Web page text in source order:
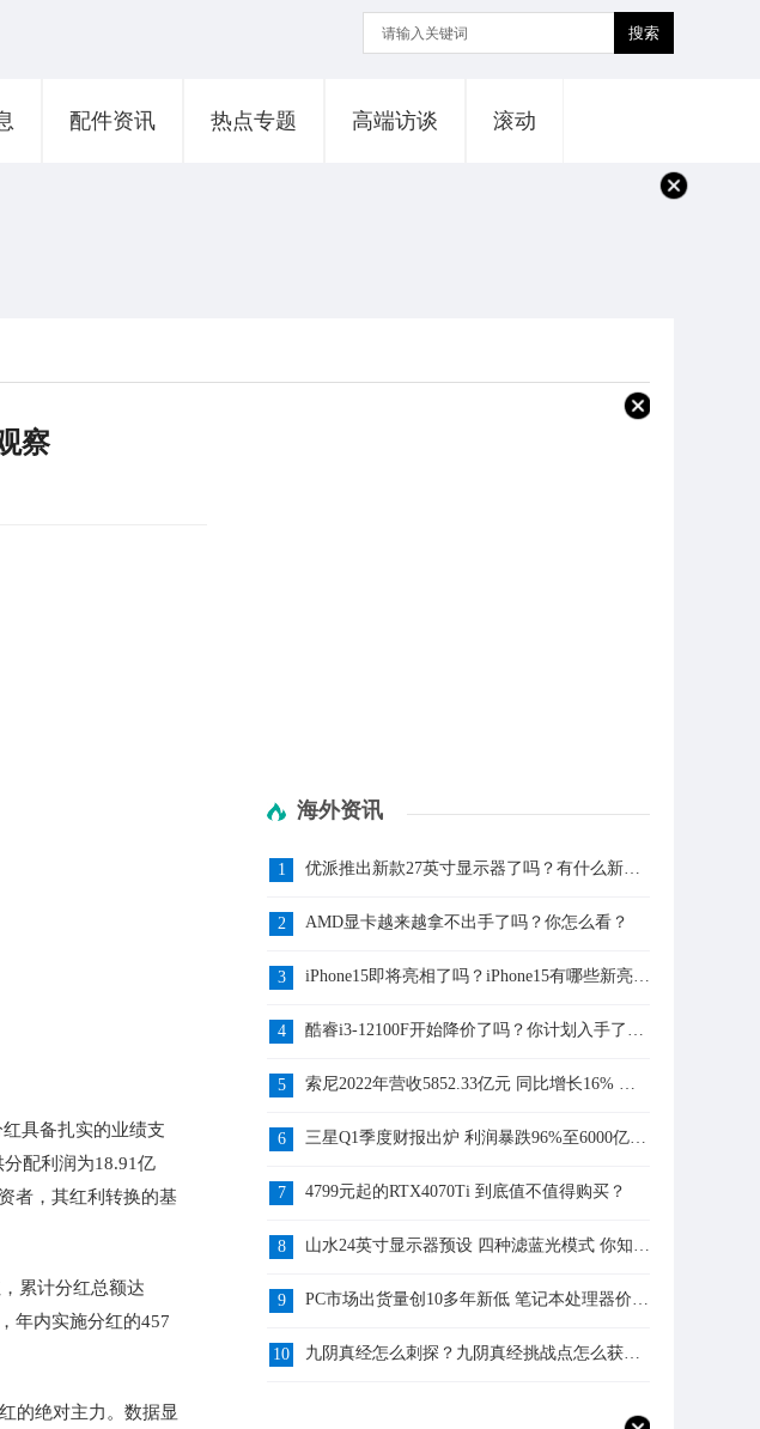
搜索
配件资讯 热点专题 高端访谈 滚动
察
具备扎实的业绩支
配利润为18.91亿
者，其红利转换的基
累计分红总额达
年内实施分红的457
的绝对主力。数据显
海外资讯
1
优派推出新款27英寸显示器了吗？有什么新亮
2
AMD显卡越来越拿不出手了吗？你怎么看？
3
iPhone15即将亮相了吗？iPhone15有哪些新亮点
4
酷睿i3-12100F开始降价了吗？你计划入手了
5
索尼2022年营收5852.33亿元 同比增长16% 你
6
三星Q1季度财报出炉 利润暴跌96%至6000亿韩
7
4799元起的RTX4070Ti 到底值不值得购买？
8
山水24英寸显示器预设 四种滤蓝光模式 你知道
9
PC市场出货量创10多年新低 笔记本处理器价格
10
九阴真经怎么刺探？九阴真经挑战点怎么获